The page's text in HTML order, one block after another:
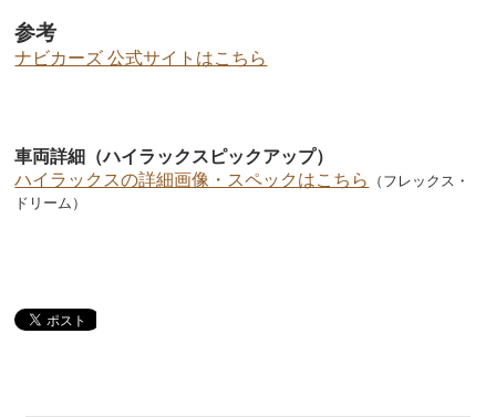
参考
ナビカーズ 公式サイトはこちら
車両詳細（ハイラックスピックアップ）
ハイラックスの詳細画像・スペックはこちら
（フレックス・
ドリーム）